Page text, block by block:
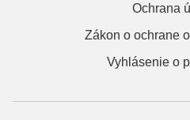
Ochrana
Zákon o ochrane
Vyhlásenie o